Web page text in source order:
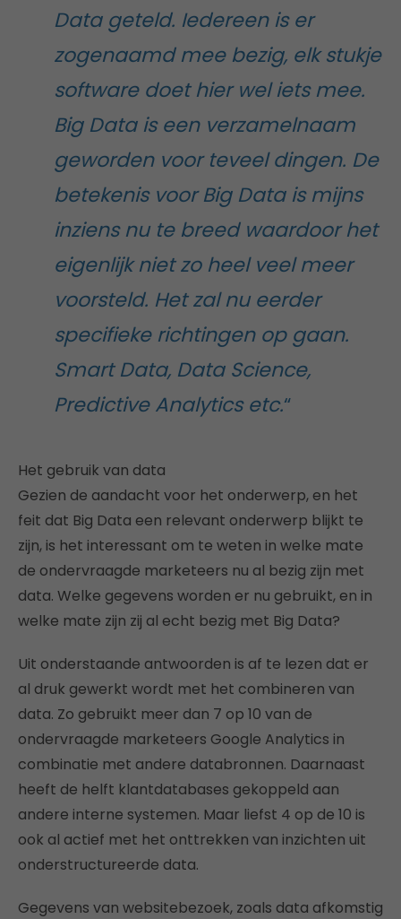
Data geteld. Iedereen is er
zogenaamd mee bezig, elk stukje
software doet hier wel iets mee.
Big Data is een verzamelnaam
geworden voor teveel dingen. De
betekenis voor Big Data is mijns
inziens nu te breed waardoor het
eigenlijk niet zo heel veel meer
voorsteld. Het zal nu eerder
specifieke richtingen op gaan.
Smart Data, Data Science,
Predictive Analytics etc.“
Het gebruik van data
Gezien de aandacht voor het onderwerp, en het
feit dat Big Data een relevant onderwerp blijkt te
zijn, is het interessant om te weten in welke mate
de ondervraagde marketeers nu al bezig zijn met
data. Welke gegevens worden er nu gebruikt, en in
welke mate zijn zij al echt bezig met Big Data?
Uit onderstaande antwoorden is af te lezen dat er
al druk gewerkt wordt met het combineren van
data. Zo gebruikt meer dan 7 op 10 van de
ondervraagde marketeers Google Analytics in
combinatie met andere databronnen. Daarnaast
heeft de helft klantdatabases gekoppeld aan
andere interne systemen. Maar liefst 4 op de 10 is
ook al actief met het onttrekken van inzichten uit
onderstructureerde data.
Gegevens van websitebezoek, zoals data afkomstig